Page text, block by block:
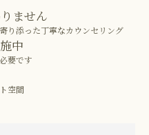
ません
り添った丁寧なカウンセリング
中
要です
空間